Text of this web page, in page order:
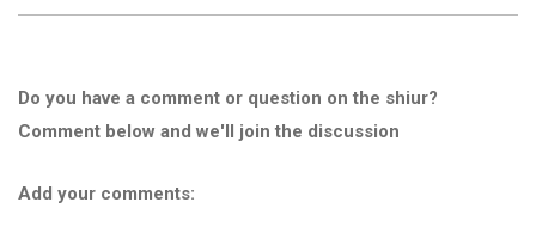
Do you have a comment or question on the shiur?
Comment below and we'll join the discussion
Add your comments: